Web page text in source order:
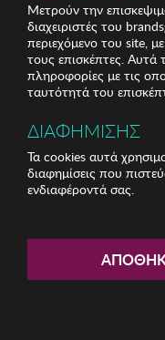
Ανδρική
Μετρούν την
διαχειριστές του
περιεχόμενο του site,
τους επισκέπτες.
πληροφορίες με τις
ταυτότητά του
ΔΙΑΦΗΜΙΣΗΣ
Τα cookies αυτά
διαφημίσεις που
ενδιαφέροντά σας.